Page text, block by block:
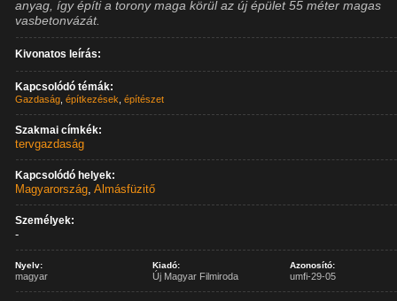
anyag, így építi a torony maga körül az új épület 55 méter magas
vasbetonvázát.
Kivonatos leírás:
Kapcsolódó témák:
Gazdaság ,építkezések ,építészet
Szakmai címkék:
tervgazdaság
Kapcsolódó helyek:
Magyarország,Almásfüzitő
Személyek:
-
Nyelv:
magyar
Kiadó:
Új Magyar Filmiroda
Azonosító:
umfi-29-05